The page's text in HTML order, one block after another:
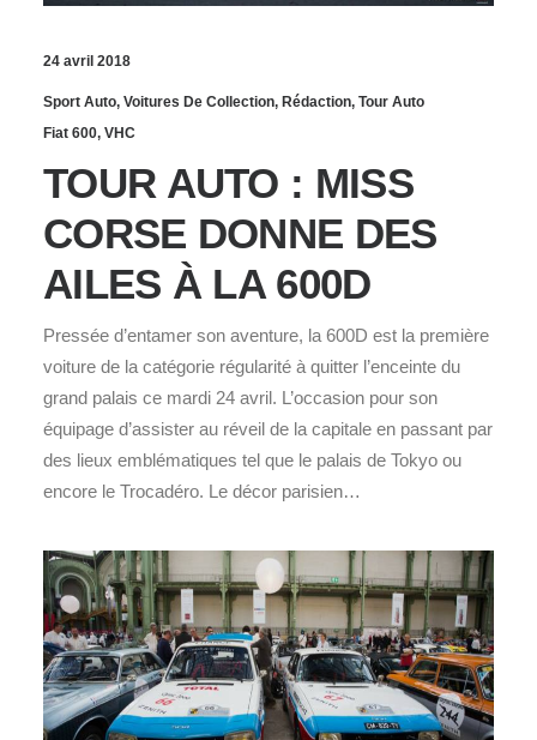
24 avril 2018
Sport Auto, Voitures De Collection, Rédaction, Tour Auto
Fiat 600, VHC
TOUR AUTO : MISS
CORSE DONNE DES
AILES À LA 600D
Pressée d’entamer son aventure, la 600D est la première
voiture de la catégorie régularité à quitter l’enceinte du
grand palais ce mardi 24 avril. L’occasion pour son
équipage d’assister au réveil de la capitale en passant par
des lieux emblématiques tel que le palais de Tokyo ou
encore le Trocadéro. Le décor parisien…